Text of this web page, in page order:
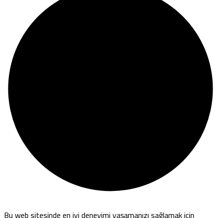
Bu web sitesinde en iyi deneyimi yaşamanızı sağlamak için